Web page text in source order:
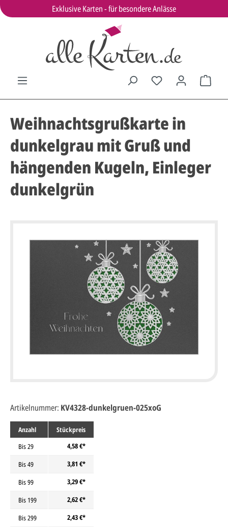
Exklusive Karten - für besondere Anlässe
Weihnachtsgrußkarte in
dunkelgrau mit Gruß und
hängenden Kugeln, Einleger
dunkelgrün
Anzahl
Stückpreis
Bis29
4,58 €*
Bis49
3,81 €*
Bis99
3,29 €*
Bis 199
2,62 €*
Bis299
2,43 €*
Artikelnummer: KV4328-dunkelgruen-025xoG